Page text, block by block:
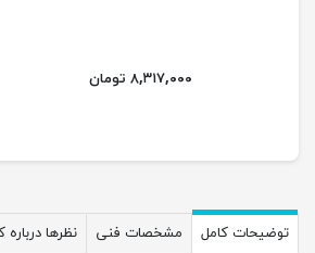
۸,۳۱۷,۰۰۰ تومان
توضیحات کامل مشخصات فنی نظرها درباره